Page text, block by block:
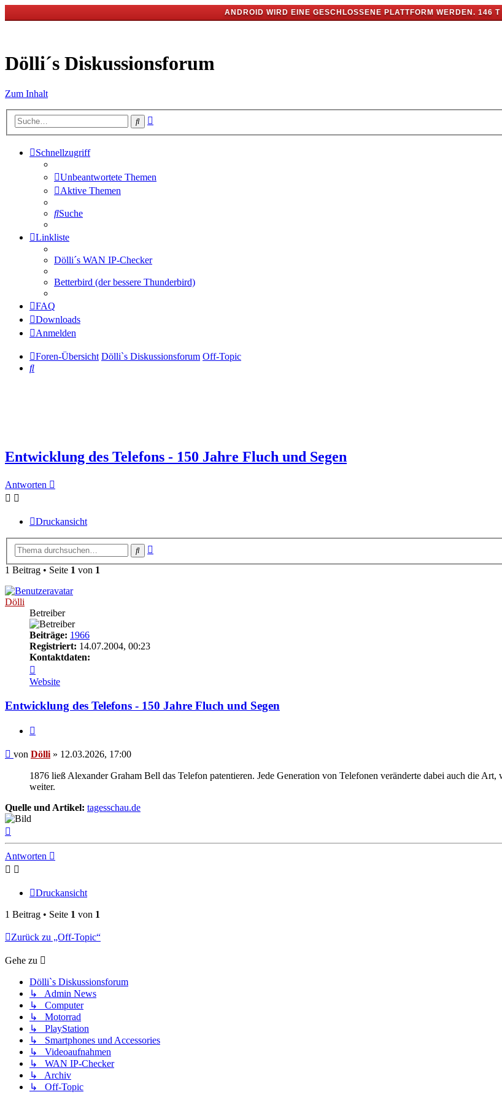
ANDROID WIRD EINE GESCHLOSSENE PLATTFORM WERDEN. 146 T
Dölli´s Diskussionsforum
Zum Inhalt
Suche
Schnellzugriff
Unbeantwortete Themen
Aktive Themen
Suche
Linkliste
Dölli´s WAN IP-Checker
Betterbird (der bessere Thunderbird)
FAQ
Downloads
Anmelden
Foren-Übersicht Dölli`s Diskussionsforum Off-Topic
Suche
Entwicklung des Telefons - 150 Jahre Fluch und Segen
Antworten
Druckansicht
Suche
1 Beitrag • Seite 1 von 1
Dölli
Betreiber
Beiträge: 1966
Registriert: 14.07.2004, 00:23
Kontaktdaten:
von
Dölli
Website
Entwicklung des Telefons - 150 Jahre Fluch und Segen
Beitrag
von Dölli » 12.03.2026, 17:00
1876 ließ Alexander Graham Bell das Telefon patentieren. Jede Generation von Telefonen veränderte dabei auch die
weiter.
Quelle und Artikel: tagesschau.de
Antworten
Druckansicht
1 Beitrag • Seite 1 von 1
Zurück zu „Off-Topic“
Gehe zu
Dölli`s Diskussionsforum
↳ Admin News
↳ Computer
↳ Motorrad
↳ PlayStation
↳ Smartphones und Accessories
↳ Videoaufnahmen
↳ WAN IP-Checker
↳ Archiv
↳ Off-Topic